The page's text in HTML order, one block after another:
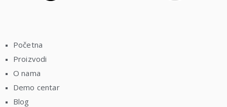
Početna
Proizvodi
O nama
Demo centar
Blog